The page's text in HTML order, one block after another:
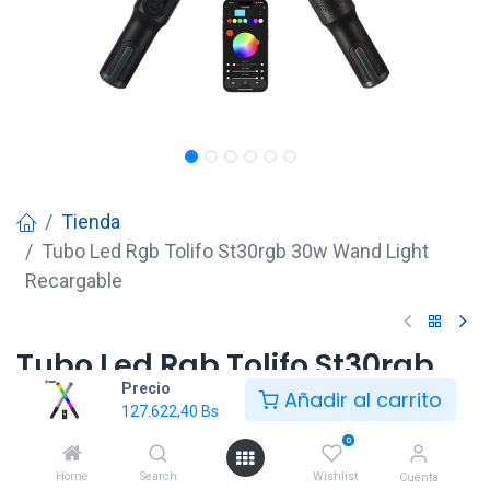
Precio
127.622,40 Bs Añadir al carrito
Home Search
0
Wishlist Cuenta
Tienda
Tubo Led Rgb Tolifo St30rgb 30w Wand Light
Recargable
Tubo Led Rgb Tolifo St30rgb
30w Wand Light Recargable
127.622,40 Bs